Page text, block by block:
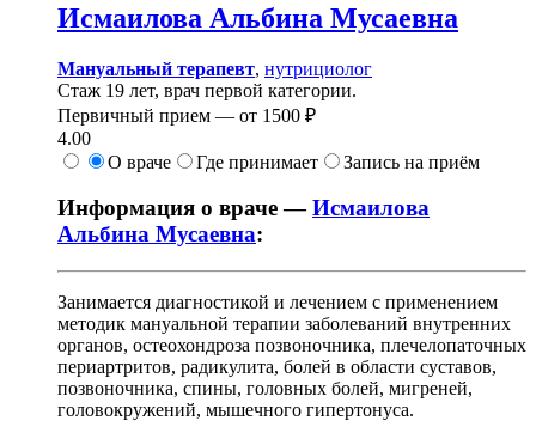
Исмаилова Альбина Мусаевна
Мануальный терапевт, нутрициолог
Стаж 19 лет, врач первой категории.
Первичный прием — от 1500 ₽
4.00
О враче
Где принимает Запись на приём
Информация о враче —Исмаилова
Альбина Мусаевна:
Занимается диагностикой и лечением с применением
методик мануальной терапии заболеваний внутренних
органов, остеохондроза позвоночника, плечелопаточных
периартритов, радикулита, болей в области суставов,
позвоночника, спины, головных болей, мигреней,
головокружений, мышечного гипертонуса.